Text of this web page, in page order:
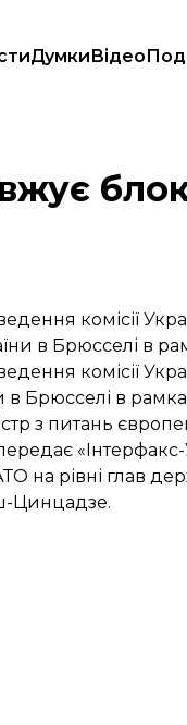
ДумкиВідео
комісії
в Брюсселі в
комісії
в Брюсселі в
з питань
«Інтерфакс-
на рівні глав
Цинцадзе.